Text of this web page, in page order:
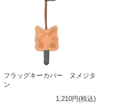
フラッグキーカバー ヌメジタ
ン
1,210円(税込)